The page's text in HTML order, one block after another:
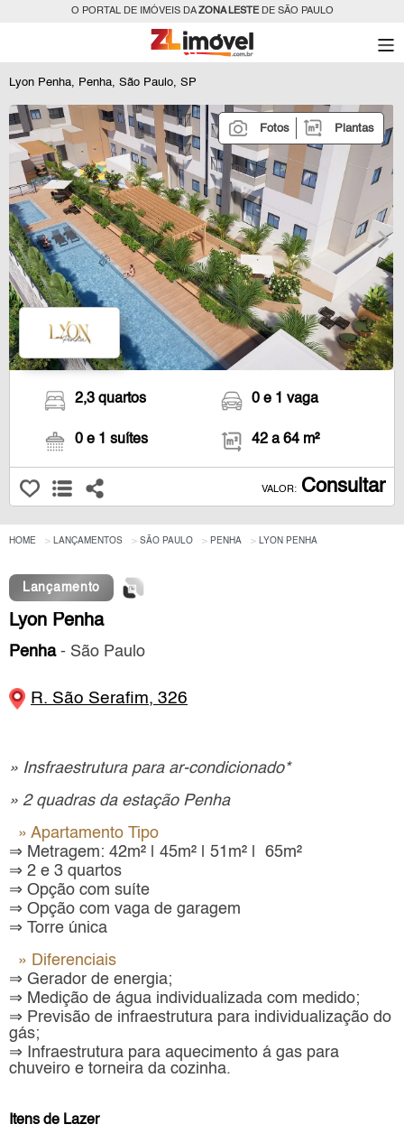
O PORTAL DE IMÓVEIS DAZONA LESTEDE SÃO PAULO
Lyon Penha, Penha, São Paulo, SP
Fotos Plantas
2,3 quartos
0 e 1 suítes
0 e 1 vaga
42 a 64 m²
VALOR: Consultar
HOME LANÇAMENTOS SÃO PAULO PENHA LYON PENHA
Lançamento
Lyon Penha
Penha- São Paulo
R. São Serafim, 326
» Insfraestrutura para ar-condicionado*
» 2 quadras da estação Penha
» Apartamento Tipo
⇒ Metragem: 42m² | 45m² | 51m² | 65m²
⇒ 2 e 3 quartos
⇒ Opção com suíte
⇒ Opção com vaga de garagem
⇒ Torre única
» Diferenciais
⇒ Gerador de energia;
⇒ Medição de água individualizada com medido;
⇒ Previsão de infraestrutura para individualização do
gás;
⇒ Infraestrutura para aquecimento á gas para
chuveiro e torneira da cozinha.
Itens de Lazer